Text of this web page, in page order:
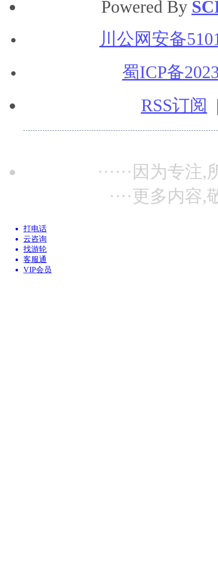
Powered By
川公网安备
蜀ICP备
RSS订阅
······因为专注,
····更多内容,
打电话
云咨询
找游轮
客服通
VIP会员